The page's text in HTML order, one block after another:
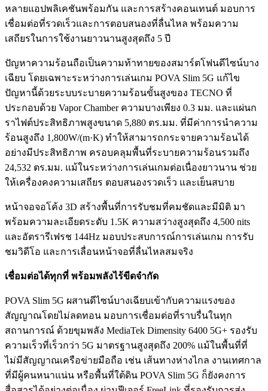
หลายแอปพลิเคชันพร้อมกัน และการสร้างคอนเทนต์ มอบการ
เชื่อมต่อที่รวดเร็วและการตอบสนองที่ลื่นไหล พร้อมความ
เสถียรในการใช้งานยาวนานสูงสุดถึง 5 ปี
ปัญหาความร้อนถือเป็นความท้าทายของสมาร์ตโฟนดีไซน์บาง
เฉียบ โดยเฉพาะระหว่างการเล่นเกม POVA Slim 5G แก้ไข
ปัญหานี้ด้วยระบบระบายความร้อนขั้นสูงของ TECNO ที่
ประกอบด้วย Vapor Chamber ความบางเพียง 0.3 มม. และแผ่นก
ราไฟต์ประสิทธิภาพสูงขนาด 5,880 ตร.มม. ที่มีค่าการนำความ
ร้อนสูงถึง 1,800W/(m·K) ทำให้สามารถกระจายความร้อนได้
อย่างมีประสิทธิภาพ ครอบคลุมพื้นที่ระบายความร้อนรวมถึง
24,532 ตร.มม. แม้ในระหว่างการเล่นเกมต่อเนื่องยาวนาน ช่วย
ให้เครื่องคงความเสถียร ตอบสนองรวดเร็ว และเย็นสบาย
หน้าจอจอโค้ง 3D สร้างพื้นที่การรับชมที่คมชัดและมีมิติ มา
พร้อมความละเอียดระดับ 1.5K ความสว่างสูงสุดถึง 4,500 nits
และอัตรารีเฟรช 144Hz มอบประสบการณ์การเล่นเกม การรับ
ชมวิดีโอ และการเลื่อนหน้าจอที่ลื่นไหลสมจริง
เชื่อมต่อได้ทุกที่ พร้อมพลังไร้ขีดจำกัด
POVA Slim 5G ผสานดีไซน์บางเฉียบเข้ากับความแรงของ
สัญญาณโดยไม่ลดทอน มอบการเชื่อมต่อที่ราบรื่นในทุก
สถานการณ์ ด้วยขุมพลัง MediaTek Dimensity 6400 5G+ รองรับ
ความเร็วที่เร็วกว่า 5G มาตรฐานสูงสุดถึง 200% แม้ในพื้นที่ที่
ไม่มีสัญญาณเครือข่ายมือถือ เช่น เส้นทางห่างไกล งานเทศกาล
ที่มีผู้คนหนาแน่น หรือพื้นที่ใต้ดิน POVA Slim 5G ก็ยังคงการ